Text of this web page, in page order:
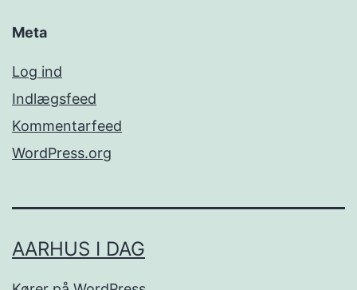
Meta
Log ind
Indlægsfeed
Kommentarfeed
WordPress.org
AARHUS I DAG